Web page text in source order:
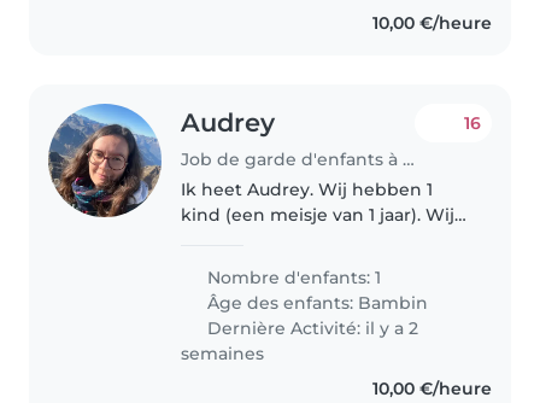
10,00 €/heure
Audrey
Job de garde d'enfants à Mol
16
Ik heet Audrey. Wij hebben 1
kind (een meisje van 1 jaar). Wij
basis van maandag tot en met
vrijdag, 's ochtends en 's
middags. Aarzel niet om contact..
Nombre d'enfants: 1
Âge des enfants: Bambin
Dernière Activité: il y a 2
semaines
10,00 €/heure